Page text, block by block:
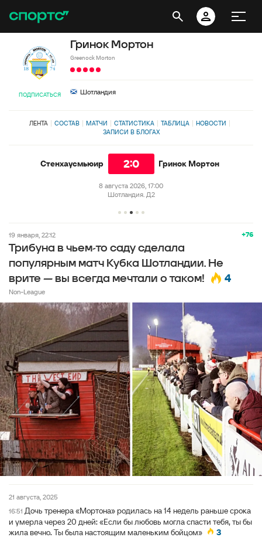
ПОДПИСАТЬСЯ
Гринок Мортон
Greenock Morton
Шотландия
ЛЕНТА СОСТАВ МАТЧИ СТАТИСТИКА ТАБЛИЦА
НОВОСТИ
ЗАПИСИ В БЛОГАХ
Стенхаусмьюир Гринок Мортон
2:0
8 августа 2026, 17:00
Шотландия. Д2
+76
19 января, 22:12
Трибуна в чьем-то саду сделала
популярным матч Кубка Шотландии. Не
врите — вы всегда мечтали о таком!
4
Non-League
21 августа, 2025
16:51 Дочь тренера «Мортона» родилась на 14 недель раньше срока
и умерла через 20 дней: «Если бы любовь могла спасти тебя, ты бы
жила вечно. Ты была настоящим маленьким бойцом»
3